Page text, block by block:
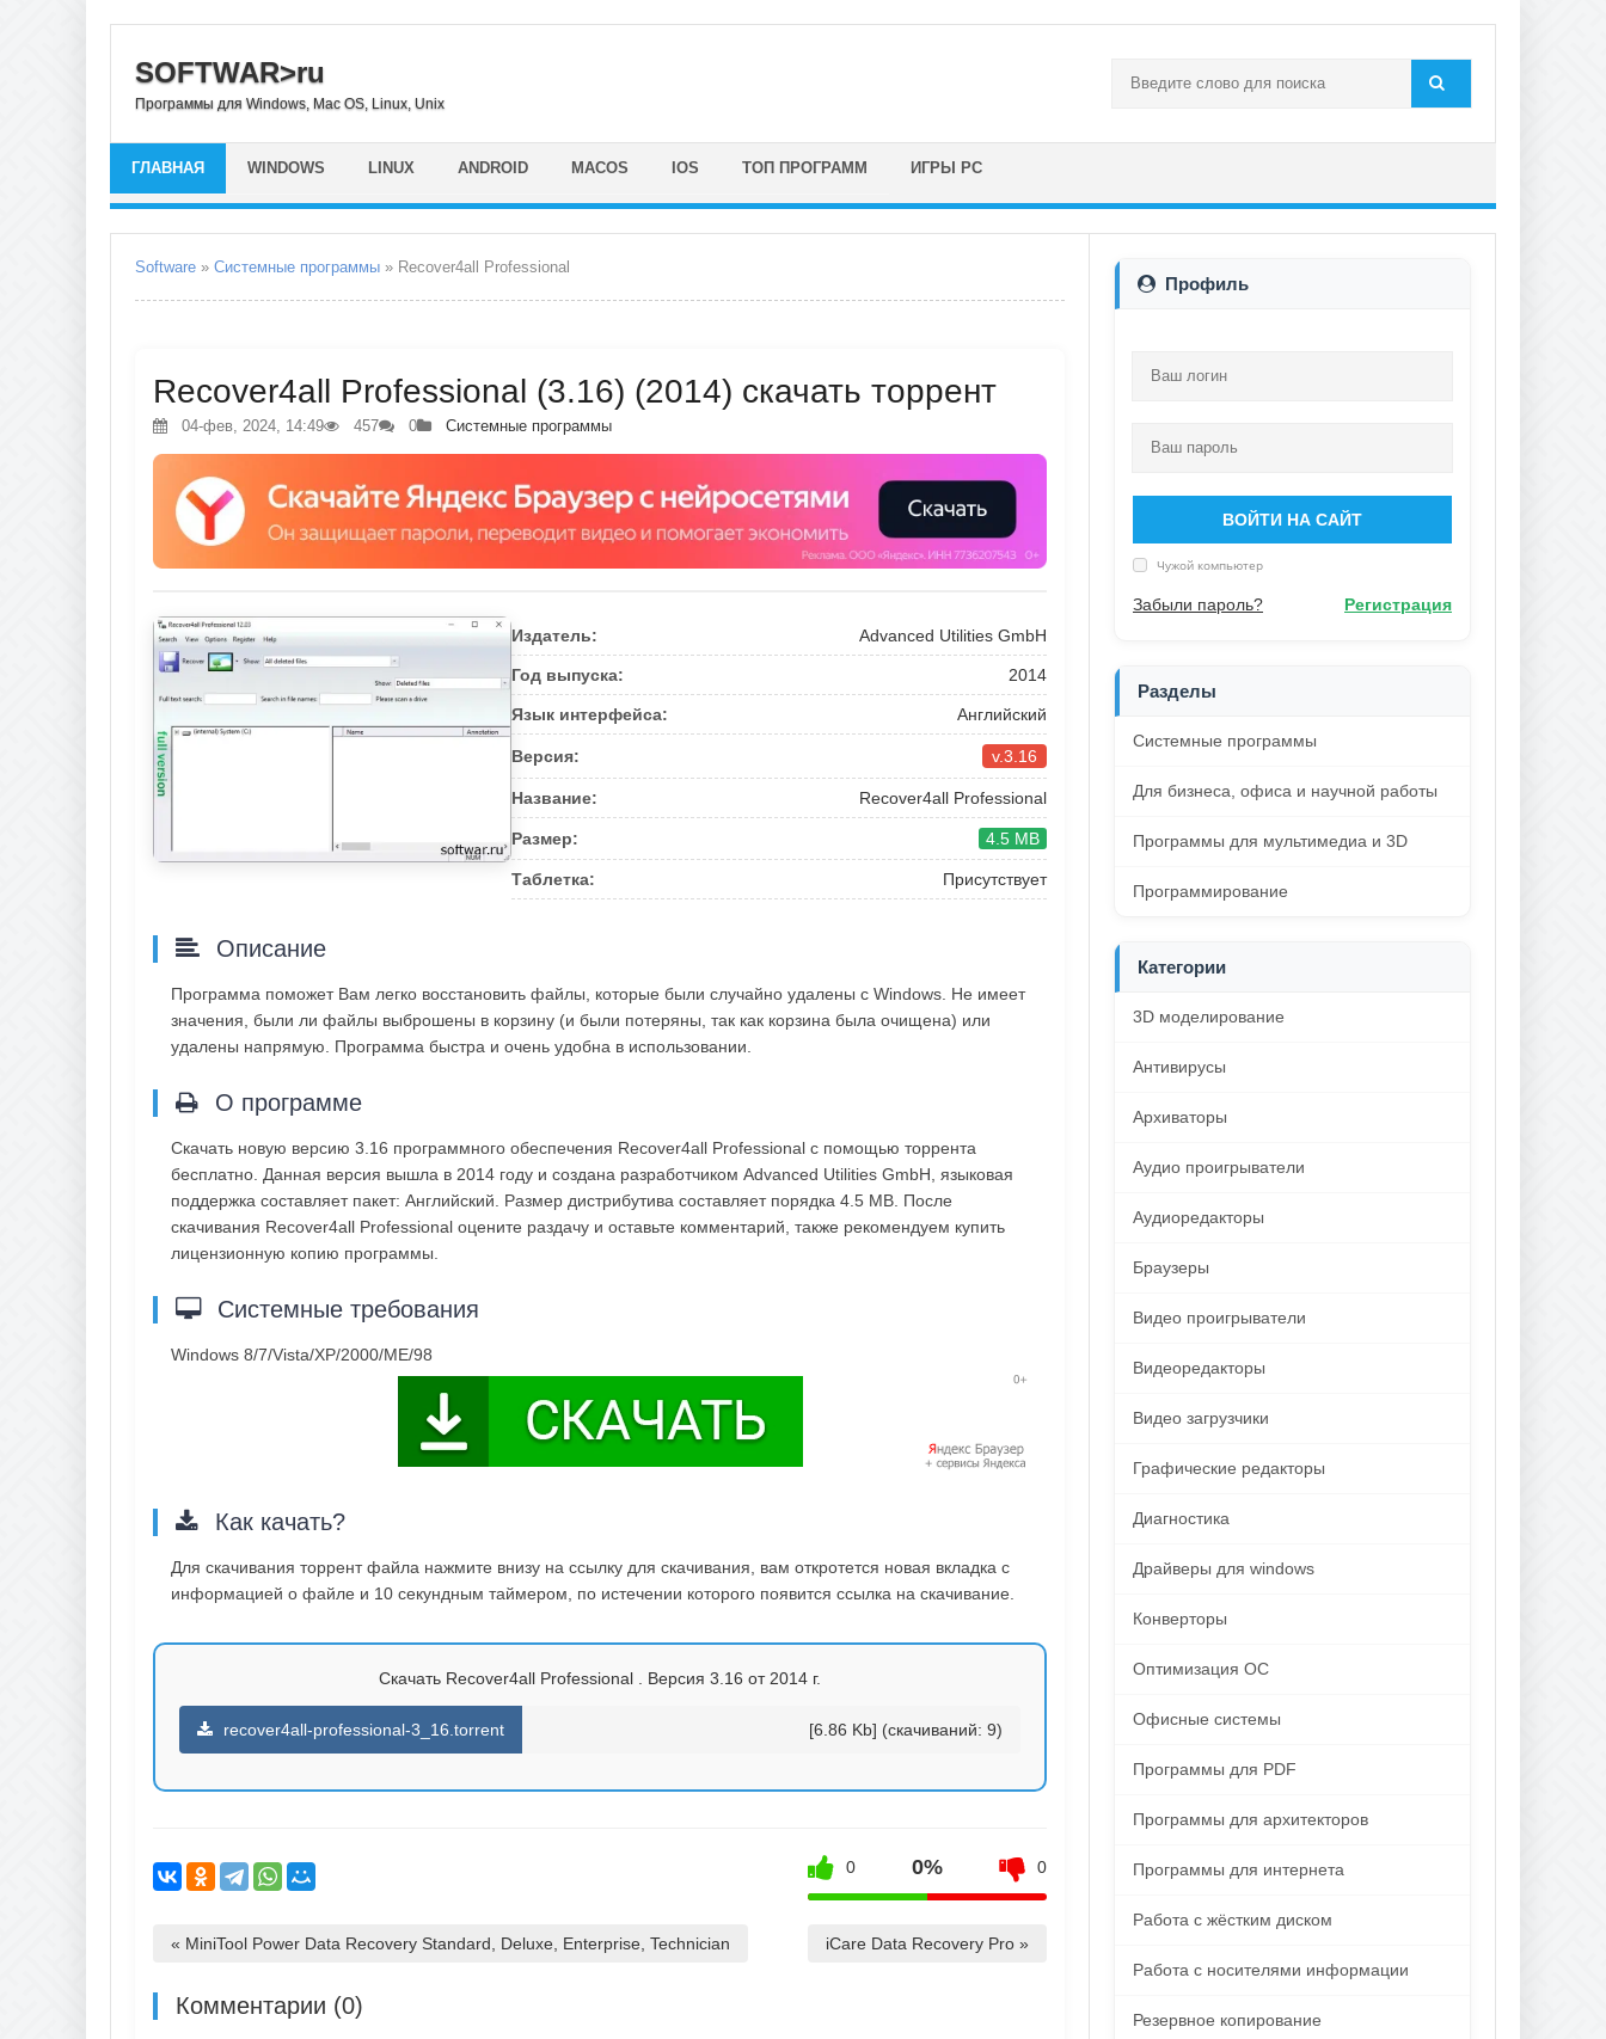
SOFTWAR>ru
Программы для Windows, Mac OS, Linux, Unix
ГЛАВНАЯ WINDOWS LINUX ANDROID MACOS IOS ТОП ПРОГРАММ ИГРЫ PC
Software » Системные программы » Recover4all Professional
Recover4all Professional (3.16) (2014) скачать торрент
04-фев, 2024, 14:49 457 0 Системные программы
Издатель: Advanced Utilities GmbH
Год выпуска: 2014
Язык интерфейса: Английский
Версия: v.3.16
Название: Recover4all Professional
Размер: 4.5 MB
Таблетка: Присутствует
Описание
Программа поможет Вам легко восстановить файлы, которые были случайно удалены с Windows. Не имеет
значения, были ли файлы выброшены в корзину (и были потеряны, так как корзина была очищена) или
удалены напрямую. Программа быстра и очень удобна в использовании.
О программе
Скачать новую версию 3.16 программного обеспечения Recover4all Professional с помощью торрента
бесплатно. Данная версия вышла в 2014 году и создана разработчиком Advanced Utilities GmbH, языковая
поддержка составляет пакет: Английский. Размер дистрибутива составляет порядка 4.5 MB. После
скачивания Recover4all Professional оцените раздачу и оставьте комментарий, также рекомендуем купить
лицензионную копию программы.
Системные требования
Windows 8/7/Vista/XP/2000/ME/98
Как качать?
Для скачивания торрент файла нажмите внизу на ссылку для скачивания, вам откротется новая вкладка с
информацией о файле и 10 секундным таймером, по истечении которого появится ссылка на скачивание.
Скачать Recover4all Professional . Версия 3.16 от 2014 г.
recover4all-professional-3_16.torrent [6.86 Kb] (cкачиваний: 9)
0 0% 0
« MiniTool Power Data Recovery Standard, Deluxe, Enterprise, Technician iCare Data Recovery Pro »
Комментарии (0)
Профиль
ВОЙТИ НА САЙТ
Чужой компьютер
Забыли пароль? Регистрация
Разделы
Системные программы
Для бизнеса, офиса и научной работы
Программы для мультимедиа и 3D
Программирование
Категории
3D моделирование
Антивирусы
Архиваторы
Аудио проигрыватели
Аудиоредакторы
Браузеры
Видео проигрыватели
Видеоредакторы
Видео загрузчики
Графические редакторы
Диагностика
Драйверы для windows
Конверторы
Оптимизация ОС
Офисные системы
Программы для PDF
Программы для архитекторов
Программы для интернета
Работа с жёстким диском
Работа с носителями информации
Резервное копирование